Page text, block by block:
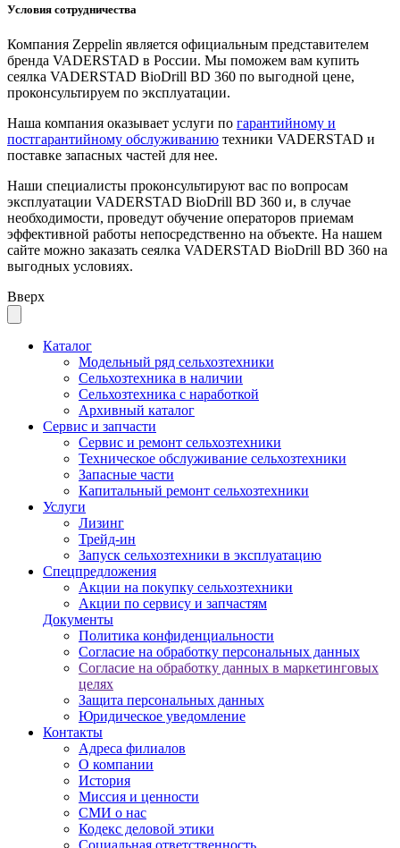
Условия сотрудничества
Компания Zeppelin является официальным представителем
бренда VADERSTAD в России. Мы поможем вам купить
сеялка VADERSTAD BioDrill BD 360 по выгодной цене,
проконсультируем по эксплуатации.
Наша компания оказывает услуги по гарантийному и
постгарантийному обслуживанию техники VADERSTAD и
поставке запасных частей для нее.
Наши специалисты проконсультируют вас по вопросам
эксплуатации VADERSTAD BioDrill BD 360 и, в случае
необходимости, проведут обучение операторов приемам
эффективной работы непосредственно на объекте. На нашем
сайте можно заказать сеялка VADERSTAD BioDrill BD 360 на
выгодных условиях.
Вверх
Каталог
Модельный ряд сельхозтехники
Сельхозтехника в наличии
Сельхозтехника с наработкой
Архивный каталог
Сервис и запчасти
Сервис и ремонт сельхозтехники
Техническое обслуживание сельхозтехники
Запасные части
Капитальный ремонт сельхозтехники
Услуги
Лизинг
Трейд-ин
Запуск сельхозтехники в эксплуатацию
Спецпредложения
Акции на покупку сельхозтехники
Акции по сервису и запчастям
Документы
Политика конфиденциальности
Согласие на обработку персональных данных
Согласие на обработку данных в маркетинговых
целях
Защита персональных данных
Юридическое уведомление
Контакты
Адреса филиалов
О компании
История
Миссия и ценности
СМИ о нас
Кодекс деловой этики
Социальная ответственность